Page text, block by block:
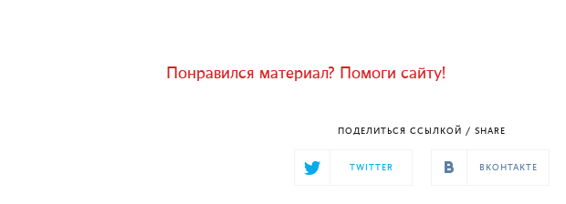
Понравился материал? Помоги сайту!
ПОДЕЛИТЬСЯ ССЫЛКОЙ / SHARE
TWITTER ВКОНТАКТЕ